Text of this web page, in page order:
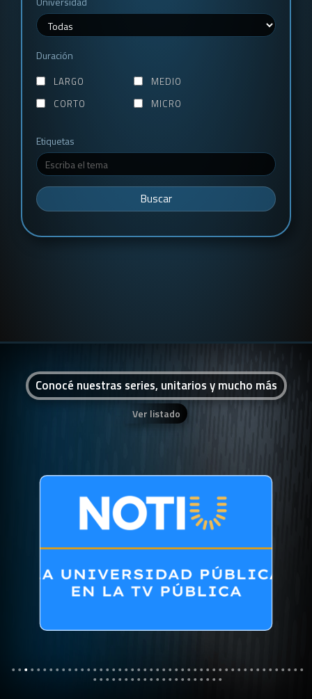
Duración
LARGO
MEDIO
CORTO
MICRO
Etiquetas
Buscar
Conocé nuestras series, unitarios y mucho más
Ver listado